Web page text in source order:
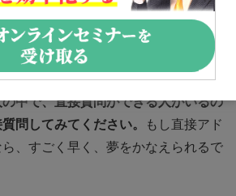
とになります。ですから、その理想
力をしていくといい、ということで
中で、直接質問ができる人がいるの
問してみてください。
もし直接アド
、すごく早く、夢をかなえられるで